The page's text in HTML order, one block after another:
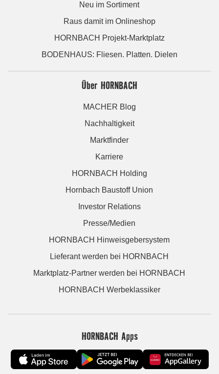
Neu im Sortiment
Raus damit im Onlineshop
HORNBACH Projekt-Marktplatz
BODENHAUS: Fliesen. Platten. Dielen
Über HORNBACH
MACHER Blog
Nachhaltigkeit
Marktfinder
Karriere
HORNBACH Holding
Hornbach Baustoff Union
Investor Relations
Presse/Medien
HORNBACH Hinweisgebersystem
Lieferant werden bei HORNBACH
Marktplatz-Partner werden bei HORNBACH
HORNBACH Werbeklassiker
HORNBACH Apps